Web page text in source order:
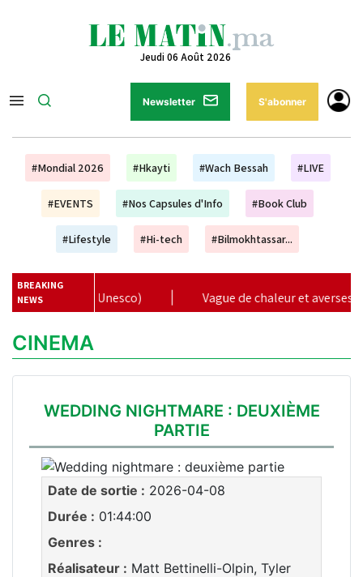
Jeudi 06 Août 2026
Newsletter S'abonner
#Mondial 2026 #Hkayti #Wach Bessah #LIVE
#EVENTS #Nos Capsules d'Info #Book Club
#Lifestyle #Hi-tech #Bilmokhtassar...
BREAKING
NEWS
Vague de chaleur et averses orageuses de
CINEMA
WEDDING NIGHTMARE : DEUXIÈME
PARTIE
Date de sortie : 2026-04-08
Durée : 01:44:00
Genres :
Réalisateur : Matt Bettinelli-Olpin, Tyler